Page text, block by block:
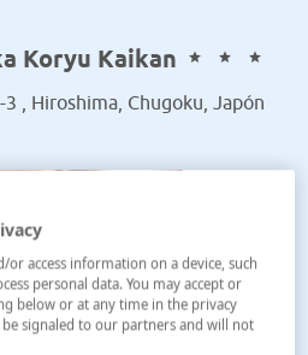
Koryu Kaikan
, Hiroshima, Chugoku, Japón
access information on a device, such
personal data. You may accept or
below or at any time in the privacy
be signaled to our partners and will not